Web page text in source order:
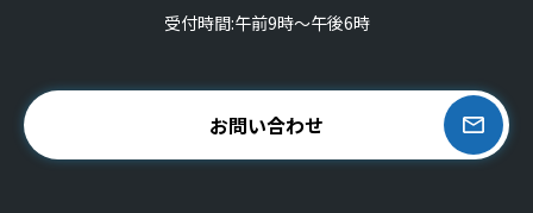
受付時間:午前9時〜午後6時
お問い合わせ